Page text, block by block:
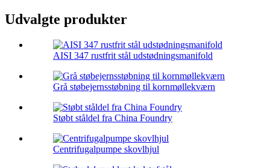
Udvalgte produkter
AISI 347 rustfrit stål udstødningsmanifold
Grå støbejernsstøbning til kornmøllekværn
Støbt ståldel fra China Foundry
Centrifugalpumpe skovlhjul